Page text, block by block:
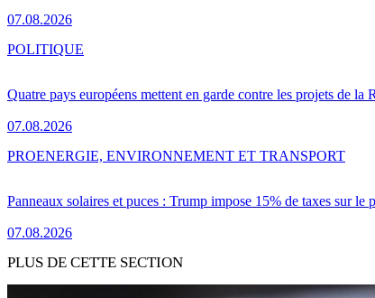
07.08.2026
Quatre pays européens mettent en garde contre les projets de la
07.08.2026
POLITIQUE
Panneaux solaires et puces : Trump impose 15% de taxes sur le
07.08.2026
PROENERGIE, ENVIRONNEMENT ET TRANSPORT
PLUS DE CETTE SECTION